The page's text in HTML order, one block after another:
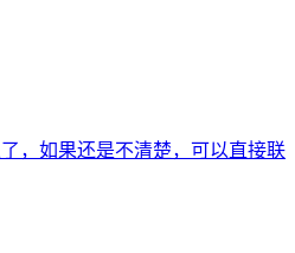
，如果还是不清楚，可以直接联